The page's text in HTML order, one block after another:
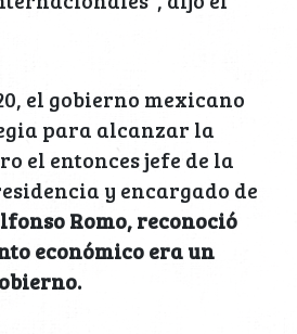
el gobierno mexicano
para alcanzar la
el entonces jefe de la
y encargado de
Romo, reconoció
económico era un